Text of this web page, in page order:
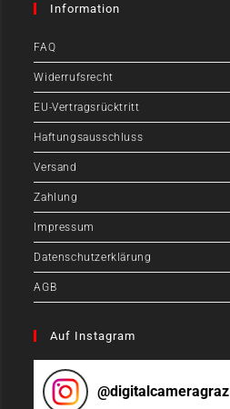
Information
FAQ
Widerrufsrecht
EU-Vertragsrücktritt
Haftungsausschluss
Versand
Zahlung
Impressum
Datenschutzerklärung
AGB
Auf Instagram
@digitalcameragraz